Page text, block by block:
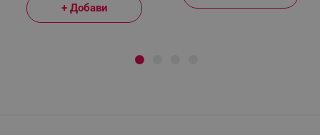
+ Добави